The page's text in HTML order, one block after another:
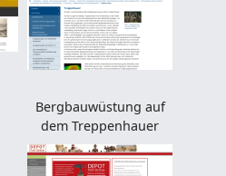
Bergbauwüstung auf
dem Treppenhauer